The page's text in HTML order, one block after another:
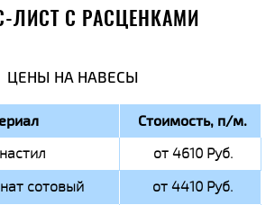
ЛИСТ С РАСЦЕНКАМИ
ЦЕНЫ НА НАВЕСЫ
Стоимость, п/м.
от 4610 Руб.
сотовый
от 4410 Руб.